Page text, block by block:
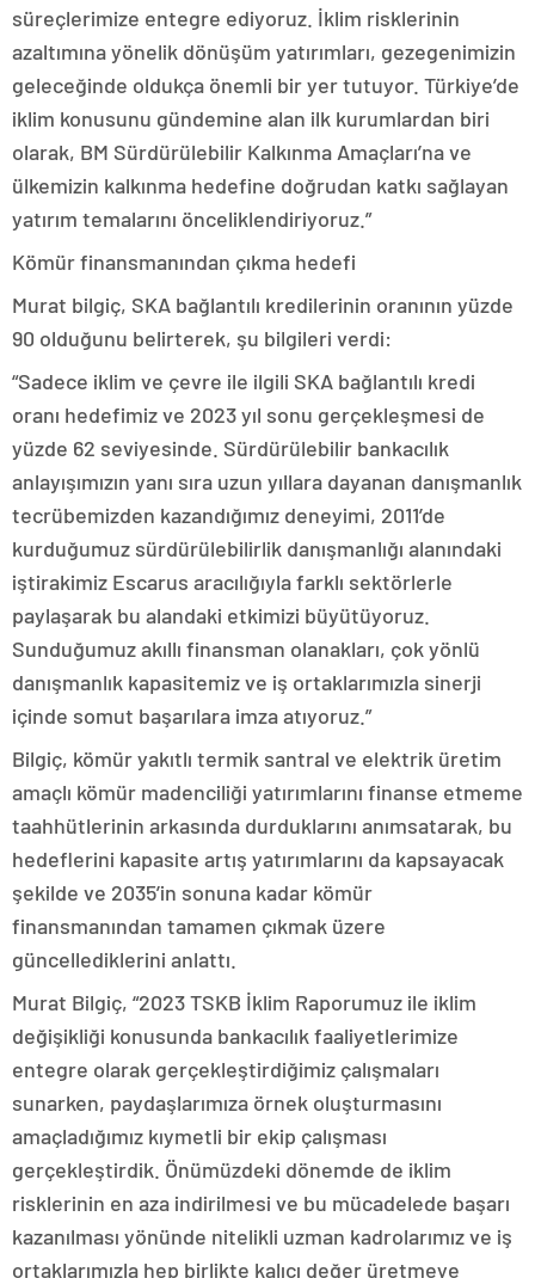
süreçlerimize entegre ediyoruz. İklim risklerinin
azaltımına yönelik dönüşüm yatırımları, gezegenimizin
geleceğinde oldukça önemli bir yer tutuyor. Türkiye’de
iklim konusunu gündemine alan ilk kurumlardan biri
olarak, BM Sürdürülebilir Kalkınma Amaçları’na ve
ülkemizin kalkınma hedefine doğrudan katkı sağlayan
yatırım temalarını önceliklendiriyoruz.”
Kömür finansmanından çıkma hedefi
Murat bilgiç, SKA bağlantılı kredilerinin oranının yüzde
90 olduğunu belirterek, şu bilgileri verdi:
“Sadece iklim ve çevre ile ilgili SKA bağlantılı kredi
oranı hedefimiz ve 2023 yıl sonu gerçekleşmesi de
yüzde 62 seviyesinde. Sürdürülebilir bankacılık
anlayışımızın yanı sıra uzun yıllara dayanan danışmanlık
tecrübemizden kazandığımız deneyimi, 2011’de
kurduğumuz sürdürülebilirlik danışmanlığı alanındaki
iştirakimiz Escarus aracılığıyla farklı sektörlerle
paylaşarak bu alandaki etkimizi büyütüyoruz.
Sunduğumuz akıllı finansman olanakları, çok yönlü
danışmanlık kapasitemiz ve iş ortaklarımızla sinerji
içinde somut başarılara imza atıyoruz.”
Bilgiç, kömür yakıtlı termik santral ve elektrik üretim
amaçlı kömür madenciliği yatırımlarını finanse etmeme
taahhütlerinin arkasında durduklarını anımsatarak, bu
hedeflerini kapasite artış yatırımlarını da kapsayacak
şekilde ve 2035’in sonuna kadar kömür
finansmanından tamamen çıkmak üzere
güncellediklerini anlattı.
Murat Bilgiç, “2023 TSKB İklim Raporumuz ile iklim
değişikliği konusunda bankacılık faaliyetlerimize
entegre olarak gerçekleştirdiğimiz çalışmaları
sunarken, paydaşlarımıza örnek oluşturmasını
amaçladığımız kıymetli bir ekip çalışması
gerçekleştirdik. Önümüzdeki dönemde de iklim
risklerinin en aza indirilmesi ve bu mücadelede başarı
kazanılması yönünde nitelikli uzman kadrolarımız ve iş
ortaklarımızla hep birlikte kalıcı değer üretmeye